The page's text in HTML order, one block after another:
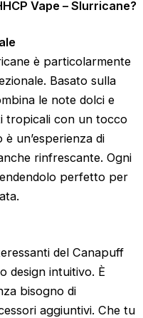
Vape – Slurricane?
è particolarmente
Basato sulla
le note dolci e
tropicali con un tocco
un’esperienza di
rinfrescante. Ogni
perfetto per
del Canapuff
design intuitivo. È
bisogno di
aggiuntivi. Che tu